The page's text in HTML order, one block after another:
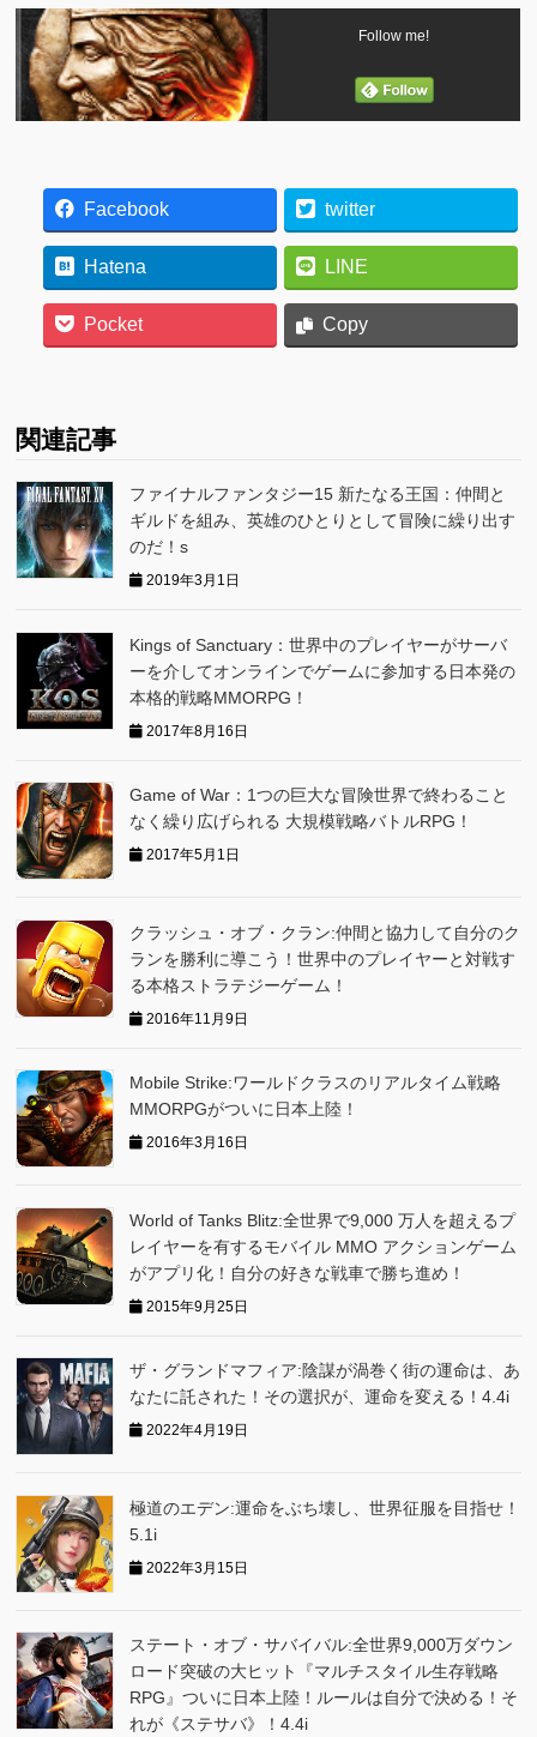
Follow me!
Facebook twitter
Hatena LINE
Pocket Copy
関連記事
ファイナルファンタジー15 新たなる王国：仲間と
ギルドを組み、英雄のひとりとして冒険に繰り出す
のだ！s
2019年3月1日
Kings of Sanctuary：世界中のプレイヤーがサーバ
ーを介してオンラインでゲームに参加する日本発の
本格的戦略MMORPG！
2017年8月16日
Game of War：1つの巨大な冒険世界で終わること
なく繰り広げられる 大規模戦略バトルRPG！
2017年5月1日
クラッシュ・オブ・クラン:仲間と協力して自分のク
ランを勝利に導こう！世界中のプレイヤーと対戦す
る本格ストラテジーゲーム！
2016年11月9日
Mobile Strike:ワールドクラスのリアルタイム戦略
MMORPGがついに日本上陸！
2016年3月16日
World of Tanks Blitz:全世界で9,000 万人を超えるプ
レイヤーを有するモバイル MMO アクションゲーム
がアプリ化！自分の好きな戦車で勝ち進め！
2015年9月25日
ザ・グランドマフィア:陰謀が渦巻く街の運命は、あ
なたに託された！その選択が、運命を変える！4.4i
2022年4月19日
極道のエデン:運命をぶち壊し、世界征服を目指せ！
5.1i
2022年3月15日
ステート・オブ・サバイバル:全世界9,000万ダウン
ロード突破の大ヒット『マルチスタイル生存戦略
RPG』ついに日本上陸！ルールは自分で決める！そ
れが《ステサバ》！4.4i